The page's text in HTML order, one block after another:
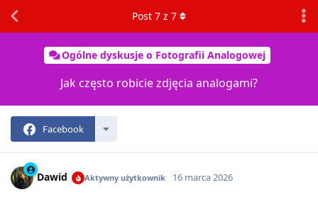
Ogólne dyskusje o Fotografii Analogowej
Jak często robicie zdjęcia analogami?
Facebook
Post 7 z 7
Dawid Aktywny użytkownik 16 marca 2026